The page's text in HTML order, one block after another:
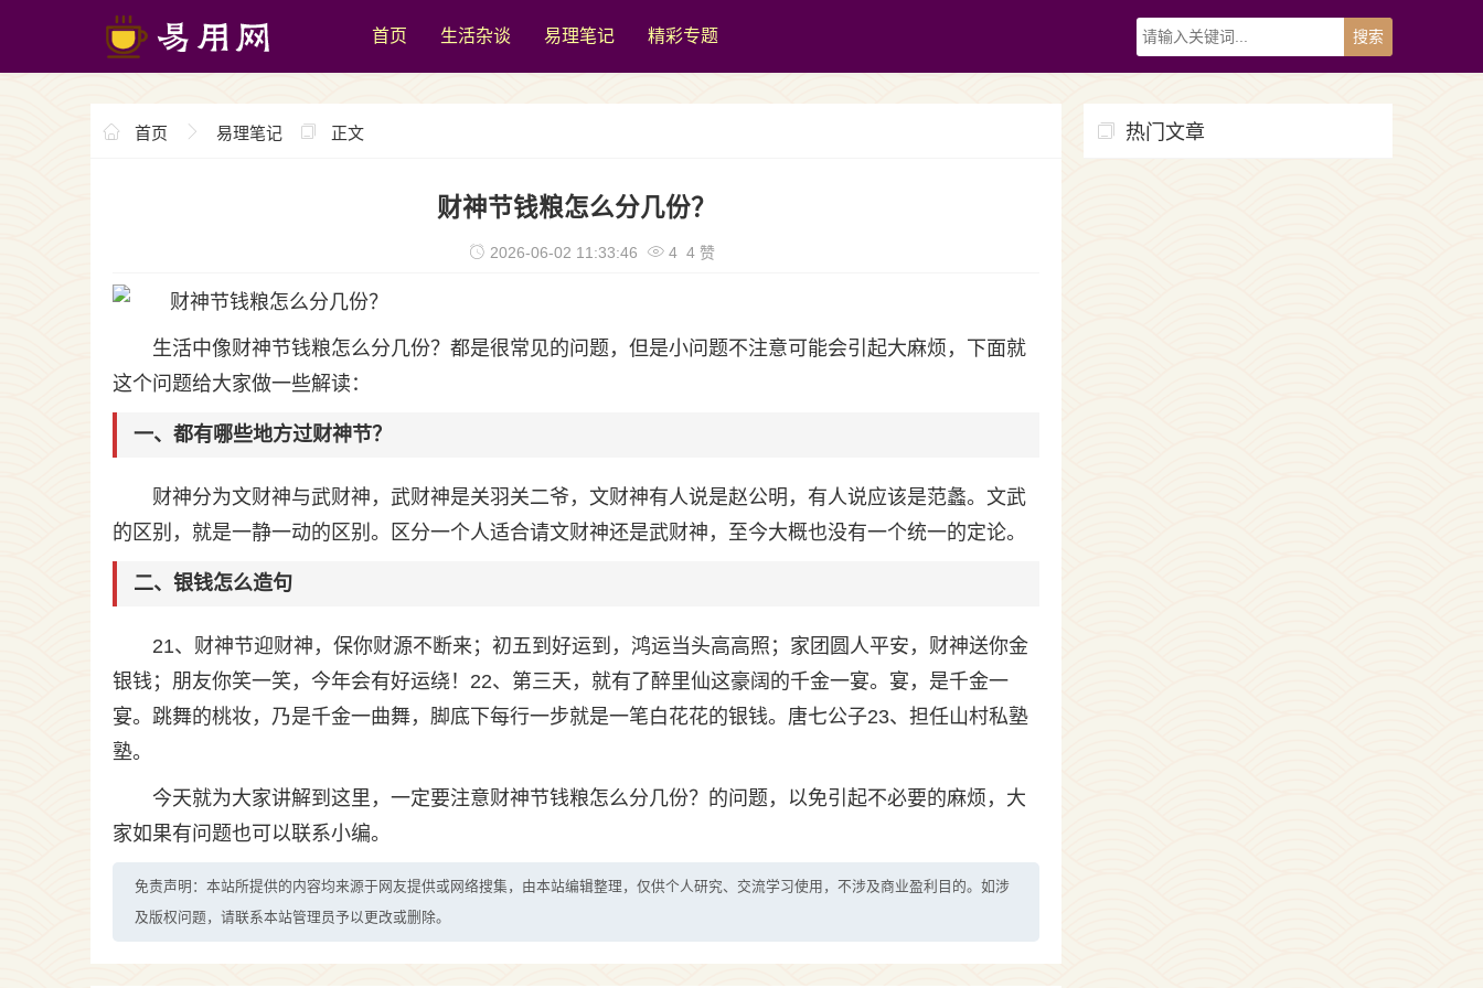
首页 生活杂谈 易理笔记 精彩专题
首页 易理笔记 正文
财神节钱粮怎么分几份？
2026-06-02 11:33:46 4 4 赞
生活中像财神节钱粮怎么分几份？都是很常见的问题，但是小问题不注意可能会引起大麻烦，下面就
这个问题给大家做一些解读：
一、都有哪些地方过财神节？
财神分为文财神与武财神，武财神是关羽关二爷，文财神有人说是赵公明，有人说应该是范蠡。文武
的区别，就是一静一动的区别。区分一个人适合请文财神还是武财神，至今大概也没有一个统一的定论。
二、银钱怎么造句
21、财神节迎财神，保你财源不断来；初五到好运到，鸿运当头高高照；家团圆人平安，财神送你金
银钱；朋友你笑一笑，今年会有好运绕！22、第三天，就有了醉里仙这豪阔的千金一宴。宴，是千金一
宴。跳舞的桃妆，乃是千金一曲舞，脚底下每行一步就是一笔白花花的银钱。唐七公子23、担任山村私塾
塾。
今天就为大家讲解到这里，一定要注意财神节钱粮怎么分几份？的问题，以免引起不必要的麻烦，大
家如果有问题也可以联系小编。
免责声明：本站所提供的内容均来源于网友提供或网络搜集，由本站编辑整理，仅供个人研究、交流学习使用，不涉及商业盈利目的。如涉
及版权问题，请联系本站管理员予以更改或删除。
热门文章